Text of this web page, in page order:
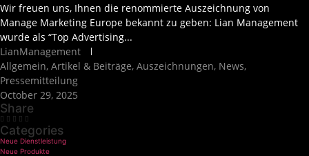
Wir freuen uns, Ihnen die renommierte Auszeichnung von
Manage Marketing Europe bekannt zu geben: Lian Management
wurde als “Top Advertising...
LianManagement
Allgemein, Artikel & Beiträge, Auszeichnungen, News,
Pressemitteilung
October 29, 2025
Share
Categories
Neue Dienstleistung
Neue Produkte